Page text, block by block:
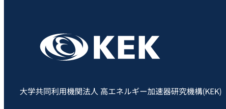
大学共同利用機関法人 高エネルギー加速器研究機構(KEK)